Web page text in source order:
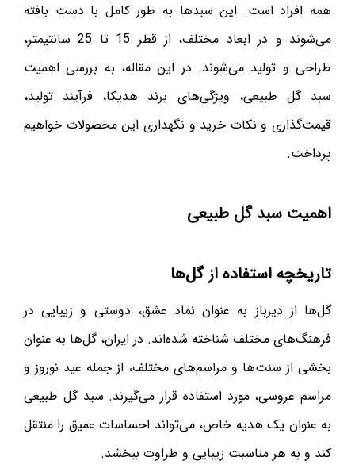
همه افراد است. این سبدها به طور کامل با دست بافته
می‌شوند و در ابعاد مختلف، از قطر 15 تا 25 سانتیمتر،
طراحی و تولید می‌شوند. در این مقاله، به بررسی اهمیت
سبد گل طبیعی، ویژگی‌های برند هدیکا، فرآیند تولید،
قیمت‌گذاری و نکات خرید و نگهداری این محصولات خواهیم
پرداخت.
اهمیت سبد گل طبیعی
تاریخچه استفاده از گل‌ها
گل‌ها از دیرباز به عنوان نماد عشق، دوستی و زیبایی در
فرهنگ‌های مختلف شناخته شده‌اند. در ایران، گل‌ها به عنوان
بخشی از سنت‌ها و مراسم‌های مختلف، از جمله عید نوروز و
مراسم عروسی، مورد استفاده قرار می‌گیرند. سبد گل طبیعی
به عنوان یک هدیه خاص، می‌تواند احساسات عمیق را منتقل
کند و به هر مناسبت زیبایی و طراوت ببخشد.